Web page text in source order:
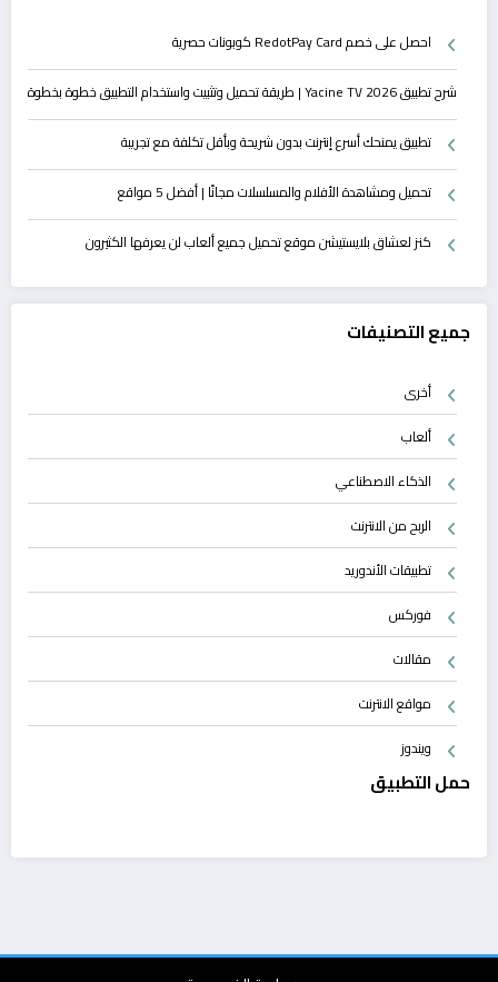
احصل على خصم RedotPay Card كوبونات حصرية
شرح تطبيق Yacine TV 2026 | طريقة تحميل وتثبيت واستخدام التطبيق خطوة بخطوة
تطبيق يمنحك أسرع إنترنت بدون شريحة وبأقل تكلفة مع تجريبة
تحميل ومشاهدة الأفلام والمسلسلات مجانًا | أفضل 5 مواقع
كنز لعشاق بلايستيشن موقع تحميل جميع ألعاب لن يعرفها الكثيرون
جميع التصنيفات
أخرى
ألعاب
الذكاء الاصطناعي
الربح من الانترنت
تطبيقات الأندوريد
فوركس
مقالات
مواقع الانترنت
ويندوز
حمل التطبيق